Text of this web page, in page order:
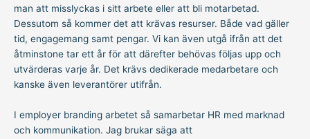
man att misslyckas i sitt arbete eller att bli motarbetad.
Dessutom så kommer det att krävas resurser. Både vad gäller
tid, engagemang samt pengar. Vi kan även utgå ifrån att det
åtminstone tar ett år för att därefter behövas följas upp och
utvärderas varje år. Det krävs dedikerade medarbetare och
kanske även leverantörer utifrån.
I employer branding arbetet så samarbetar HR med marknad
och kommunikation. Jag brukar säga att